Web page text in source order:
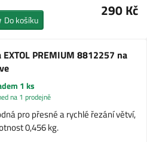
290 Kč
Do košíku
EXTOL PREMIUM 8812257 na
1 ks
na 1 prodejně
pro přesné a rychlé řezání větví,
0,456 kg.